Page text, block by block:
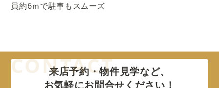
員約6ｍで駐車もスムーズ
来店予約・物件見学など、
お気軽にお問合せください！